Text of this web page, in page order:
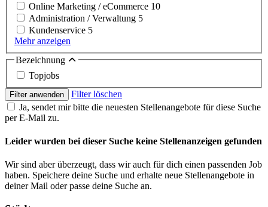
Online Marketing / eCommerce 10
Administration / Verwaltung 5
Kundenservice 5
Mehr anzeigen
Bezeichnung
Topjobs
Filter anwenden
Filter löschen
Ja, sendet mir bitte die neuesten Stellenangebote für diese Suche
per E-Mail zu.
Leider wurden bei dieser Suche keine Stellenanzeigen gefunden
Wir sind aber überzeugt, dass wir auch für dich einen passenden Job
haben. Speichere deine Suche und erhalte neue Stellenangebote in
deiner Mail oder passe deine Suche an.